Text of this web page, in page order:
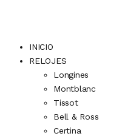
INICIO
RELOJES
Longines
Montblanc
Tissot
Bell & Ross
Certina